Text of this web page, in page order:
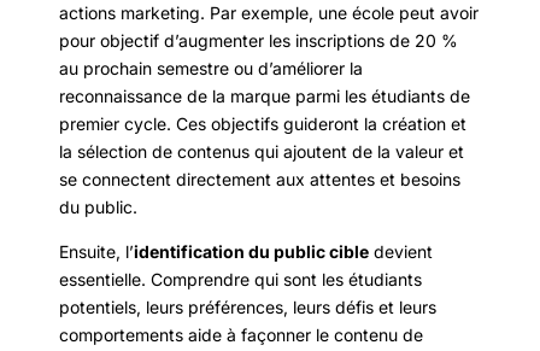
actions marketing. Par exemple, une école peut avoir
pour objectif d’augmenter les inscriptions de 20 %
au prochain semestre ou d’améliorer la
reconnaissance de la marque parmi les étudiants de
premier cycle. Ces objectifs guideront la création et
la sélection de contenus qui ajoutent de la valeur et
se connectent directement aux attentes et besoins
du public.
Ensuite, l’identification du public cible devient
essentielle. Comprendre qui sont les étudiants
potentiels, leurs préférences, leurs défis et leurs
comportements aide à façonner le contenu de